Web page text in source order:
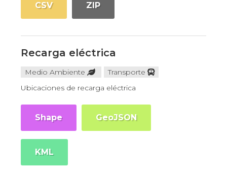
CSV ZIP
Recarga eléctrica
Medio Ambiente
Transporte
Ubicaciones de recarga eléctrica
Shape GeoJSON
KML